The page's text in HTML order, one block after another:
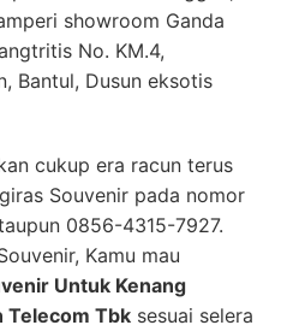
showroom Ganda
No. KM.4,
Bantul, Dusun eksotis
cukup era racun terus
Souvenir pada nomor
0856-4315-7927.
Kamu mau
Untuk Kenang
Telecom Tbk sesuai selera